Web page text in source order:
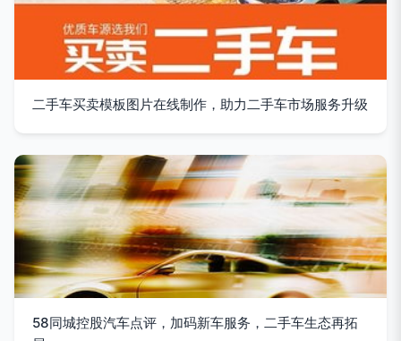
二手车买卖模板图片在线制作，助力二手车市场服务升级
58同城控股汽车点评，加码新车服务，二手车生态再拓